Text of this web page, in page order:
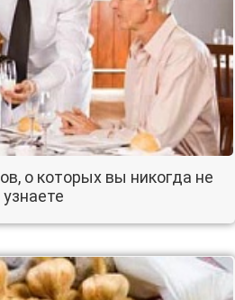
о которых вы никогда не
узнаете